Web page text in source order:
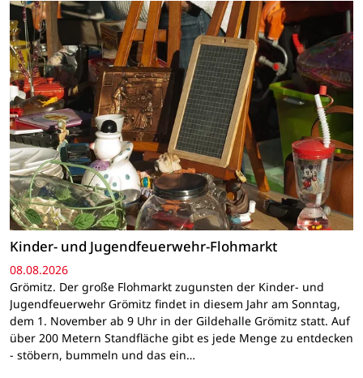
Kinder- und Jugendfeuerwehr-Flohmarkt
08.08.2026
Grömitz. Der große Flohmarkt zugunsten der Kinder- und
Jugendfeuerwehr Grömitz findet in diesem Jahr am Sonntag,
dem 1. November ab 9 Uhr in der Gildehalle Grömitz statt. Auf
über 200 Metern Standfläche gibt es jede Menge zu entdecken
- stöbern, bummeln und das ein…